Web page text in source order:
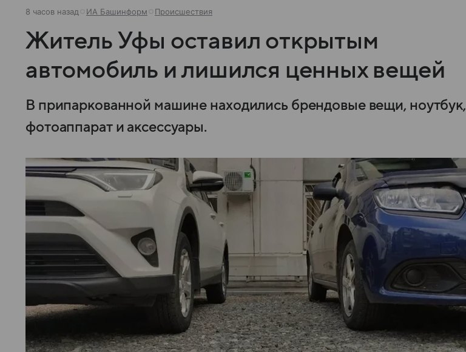
8 часов назад ИА Башинформ Происшествия
Житель Уфы оставил открытым
автомобиль и лишился ценных вещей
В припаркованной машине находились брендовые вещи, ноутбук,
фотоаппарат и аксессуары.